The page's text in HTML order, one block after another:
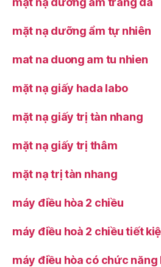
mặt nạ dưỡng ẩm tự nhiên
mat na duong am tu nhien
mặt nạ giấy hada labo
mặt nạ giấy trị tàn nhang
mặt nạ giấy trị thâm
mặt nạ trị tàn nhang
máy điều hòa 2 chiều
máy điều hoà 2 chiều tiết
máy điều hòa có chức năng